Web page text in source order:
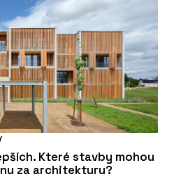
Které stavby mohou
za architekturu?